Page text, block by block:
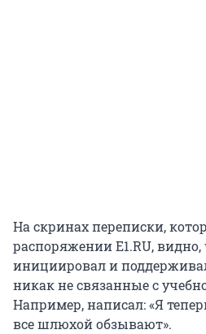
На скринах переписки,
распоряжении E1.RU, видно,
инициировал и
никак не связанные с
Например, написал: «Я
все шлюхой обзывают».